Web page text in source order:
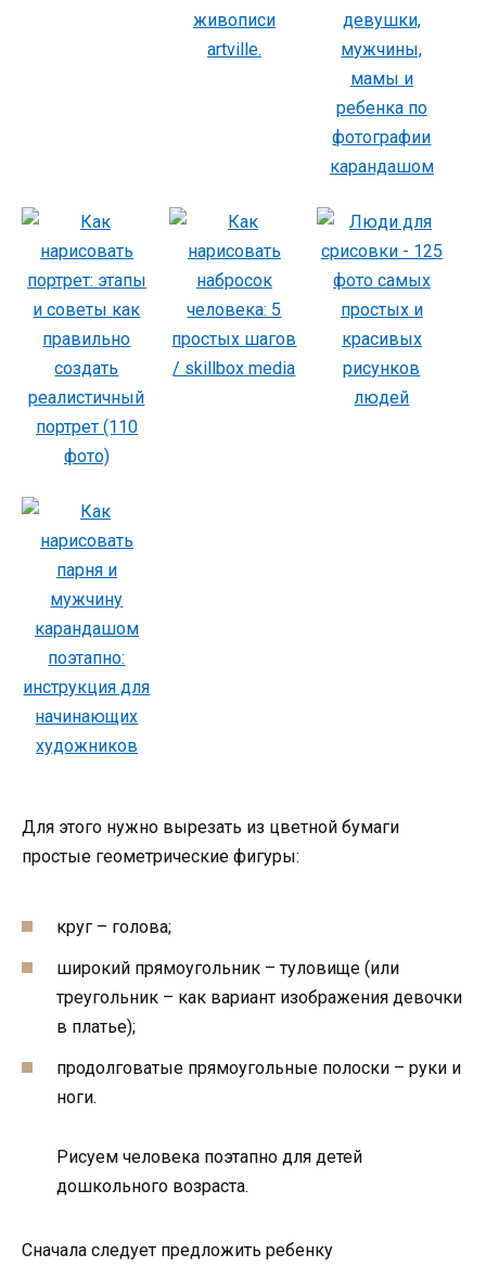
Для этого нужно вырезать из цветной бумаги
простые геометрические фигуры:
круг – голова;
широкий прямоугольник – туловище (или
треугольник – как вариант изображения девочки
в платье);
продолговатые прямоугольные полоски – руки и
ноги.
Рисуем человека поэтапно для детей
дошкольного возраста.
Сначала следует предложить ребенку